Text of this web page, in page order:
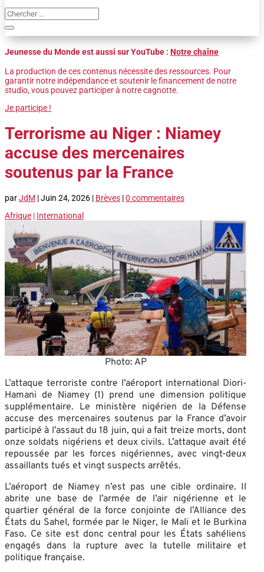
Jeunesse du Monde est aussi sur YouTube : Notre chaîne
La production de ces contenus nécessite des ressources. Pour
garantir notre indépendance et soutenir le financement de notre
studio, vous pouvez participer à notre cagnotte.
Je participe !
Terrorisme au Niger : Niamey
accuse des mercenaires
soutenus par la France
parJdM |Juin 24, 2026 | Brèves |0 commentaires
Afrique | International
Photo: AP
L’attaque terroriste contre l’aéroport international Diori-
Hamani de Niamey (1) prend une dimension politique
supplémentaire. Le ministère nigérien de la Défense
accuse des mercenaires soutenus par la France d’avoir
participé à l’assaut du 18 juin, qui a fait treize morts, dont
onze soldats nigériens et deux civils. L’attaque avait été
repoussée par les forces nigériennes, avec vingt-deux
assaillants tués et vingt suspects arrêtés.
L’aéroport de Niamey n’est pas une cible ordinaire. Il
abrite une base de l’armée de l’air nigérienne et le
quartier général de la force conjointe de l’Alliance des
États du Sahel, formée par le Niger, le Mali et le Burkina
Faso. Ce site est donc central pour les États sahéliens
engagés dans la rupture avec la tutelle militaire et
politique française.